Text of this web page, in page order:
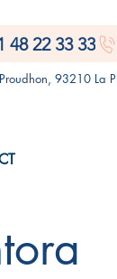
48 22 33 33
93210 La